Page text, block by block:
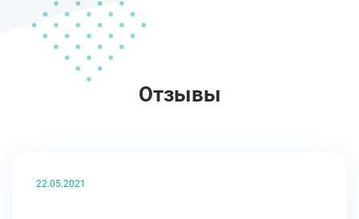
Отзывы
22.05.2021